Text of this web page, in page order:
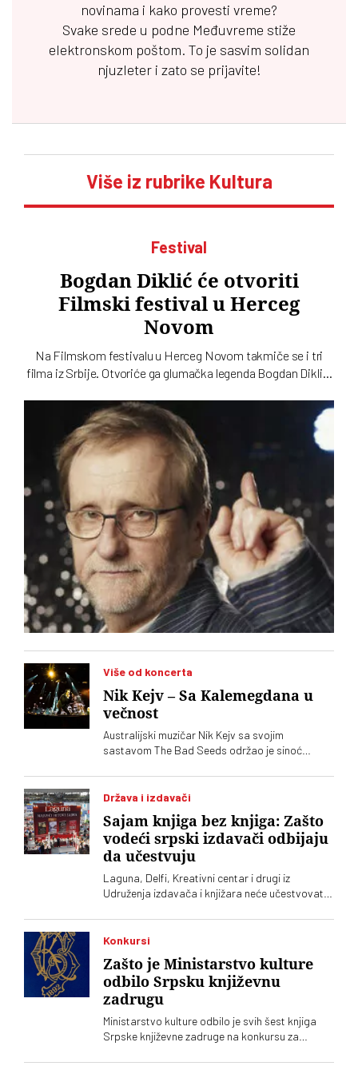
novinama i kako provesti vreme?
Svake srede u podne Međuvreme stiže
elektronskom poštom. To je sasvim solidan
njuzleter i zato se prijavite!
Više iz rubrike Kultura
Festival
Bogdan Diklić će otvoriti
Filmski festival u Herceg
Novom
Na Filmskom festivalu u Herceg Novom takmiče se i tri
filma iz Srbije. Otvoriće ga glumačka legenda Bogdan Diklić.
Više od koncerta
Nik Kejv – Sa Kalemegdana u
večnost
Australijski muzičar Nik Kejv sa svojim
sastavom The Bad Seeds održao je sinoć
tvrđave, u okviru evropske letnje turneje
Država i izdavači
Sajam knjiga bez knjiga: Zašto
vodeći srpski izdavači odbijaju
da učestvuju
Laguna, Delfi, Kreativni centar i drugi iz
Udruženja izdavača i knjižara neće učestvovati
još prošle godine doneli Clio, Arhipelag,
Geopopetika i drugi iz Udruženja profesionalnih
Konkursi
Zašto je Ministarstvo kulture
odbilo Srpsku književnu
zadrugu
Ministarstvo kulture odbilo je svih šest knjiga
Srpske književne zadruge na konkursu za